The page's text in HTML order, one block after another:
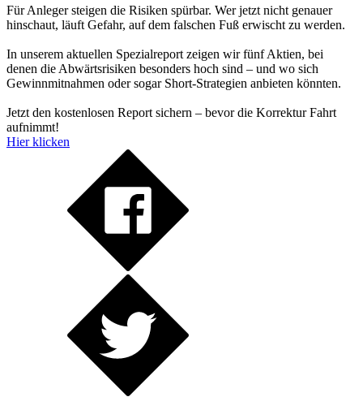
Für Anleger steigen die Risiken spürbar. Wer jetzt nicht genauer
hinschaut, läuft Gefahr, auf dem falschen Fuß erwischt zu werden.
In unserem aktuellen Spezialreport zeigen wir fünf Aktien, bei
denen die Abwärtsrisiken besonders hoch sind – und wo sich
Gewinnmitnahmen oder sogar Short-Strategien anbieten könnten.
Jetzt den kostenlosen Report sichern – bevor die Korrektur Fahrt
aufnimmt!
Hier klicken